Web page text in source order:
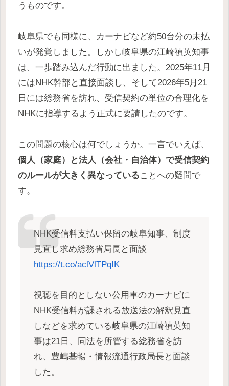
うものです。
岐阜県でも同様に、カーナビなど約50台分の未払
いが発覚しました。しかし岐阜県の江崎禎英知事
は、一歩踏み込んだ行動に出ました。2025年11月
にはNHK幹部と直接面談し、そして2026年5月21
日には総務省を訪れ、受信契約の単位の合理化を
NHKに指導するよう正式に要請したのです。
この問題の核心は何でしょうか。一言でいえば、
個人（家庭）と法人（会社・自治体）で受信契約
のルールが大きく異なっていることへの疑問で
す。
NHK受信料支払い保留の岐阜知事、制度
見直し求め総務省局長と面談
https://t.co/aclVlTPqIK
視聴を目的としない公用車のカーナビに
NHK受信料が課される放送法の解釈見直
しなどを求めている岐阜県の江崎禎英知
事は21日、同法を所管する総務省を訪
れ、豊嶋基暢・情報流通行政局長と面談
した。